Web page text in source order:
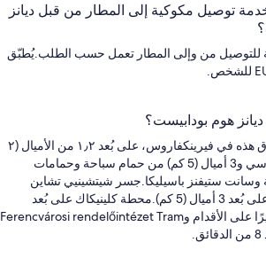
توصيل مكوكية إلى المطار من قبل ديانز
للتوصيل من وإلى المطار تعمل حسب الطلب.يُطبّق
هوم بودابيست؟
توجد إقامة الفندق هذه في فيرينكفاروس، على بُعد ١٫٢ من الأميال (٢
كم) من شارع فاسي و3 أميال (5 كم) من حمام سباحة وحمامات
وسانت ستيفنز باسيليكا.جسر شيتشينيي تشاين
وقلعة بودا أيضًا على بُعد 3 أميال (5 كم).محطة كلينيكاك على بُعد
دقيقتين فقط سيرًا على الأقدام وFerencvárosi rendelőintézet Tram